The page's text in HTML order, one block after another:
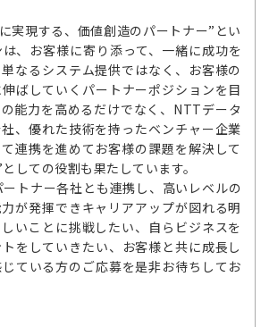
実現する、価値創造のパートナー”とい
、お客様に寄り添って、一緒に成功を
なるシステム提供ではなく、お客様の
ばしていくパートナーポジションを目
能力を高めるだけでなく、NTTデータ
、優れた技術を持ったベンチャー企業
連携を進めてお客様の課題を解決して
しての役割も果たしています。
トナー各社とも連携し、高いレベルの
が発揮できキャリアアップが図れる明
いことに挑戦したい、自らビジネスを
をしていきたい、お客様と共に成長し
ている方のご応募を是非お待ちしてお